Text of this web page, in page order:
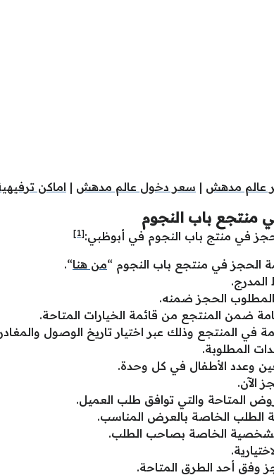
عالم مدهش | سعر دخول عالم مدهش | اماكن
منتجع باب النجوم
في منتج باب النجوم في أبوظبي:[1]
الحجز في منتجع باب النجوم “من هنا“.
المدرج.
المطلوب الحجز ضمنه.
ضمن المنتجع من قائمة الخيارات المتاحة.
في المنتجع وذلك عبر اختيار تاريخ الوصول
المطلوبة.
وعدد الأطفال في كل وحدة.
الآن.
المتاحة والتي توافق طلب العميل.
الطلب الخاصة بالعرض المناسب.
الشخصية الخاصة بصاحب الطلب.
وفق أحد الطرق المتاحة.